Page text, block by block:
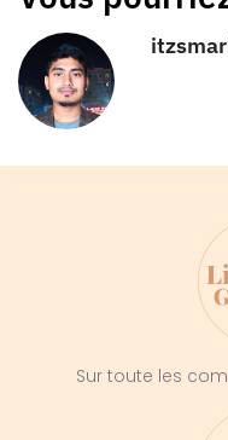
Sur toute les